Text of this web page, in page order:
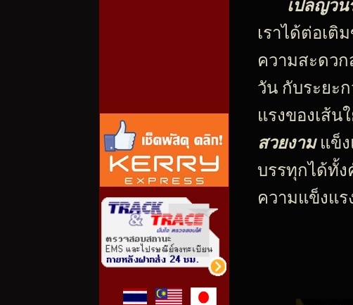
เปลญว
เราได้ต่อเติ
ความสะดว
วัน กับระยะ
แรงของเส้น
สวยงามแข็ง
บรรทุกได้ทั้
ความแข็งแร